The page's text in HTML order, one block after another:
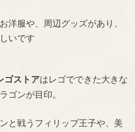
洋服や、周辺グッズがあり、
いです
ゴストアはレゴでできた大きな
ゴンが目印。
と戦うフィリップ王子や、美